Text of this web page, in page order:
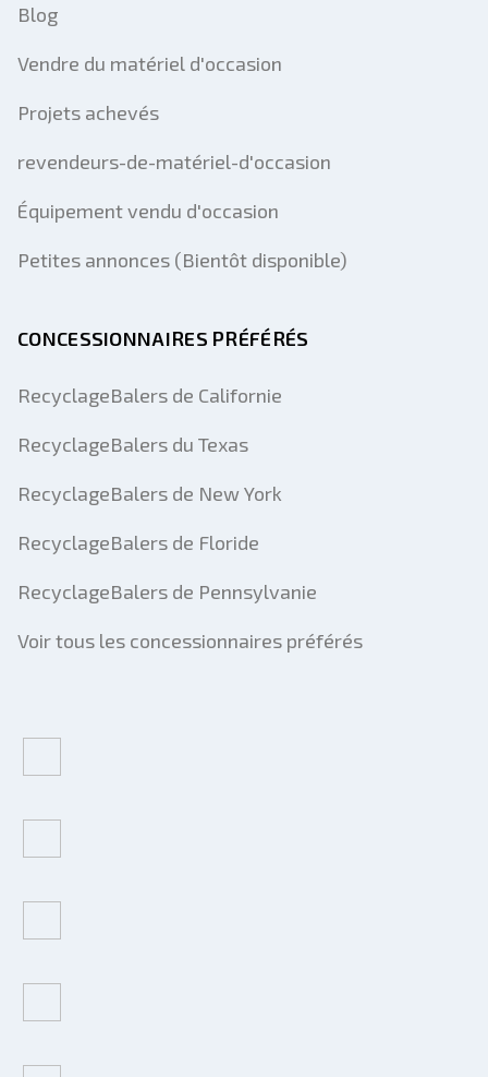
Blog
Vendre du matériel d'occasion
Projets achevés
revendeurs-de-matériel-d'occasion
Équipement vendu d'occasion
Petites annonces (Bientôt disponible)
CONCESSIONNAIRES PRÉFÉRÉS
RecyclageBalers de Californie
RecyclageBalers du Texas
RecyclageBalers de New York
RecyclageBalers de Floride
RecyclageBalers de Pennsylvanie
Voir tous les concessionnaires préférés